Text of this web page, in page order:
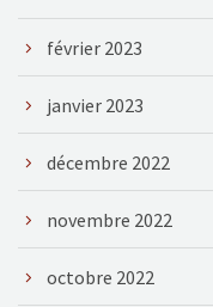
février 2023
janvier 2023
décembre 2022
novembre 2022
octobre 2022